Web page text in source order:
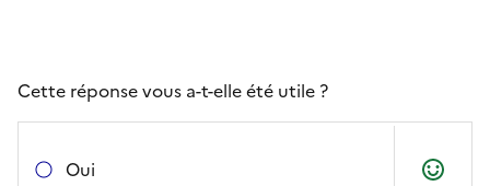
Cette réponse vous a-t-elle été utile ?
Oui